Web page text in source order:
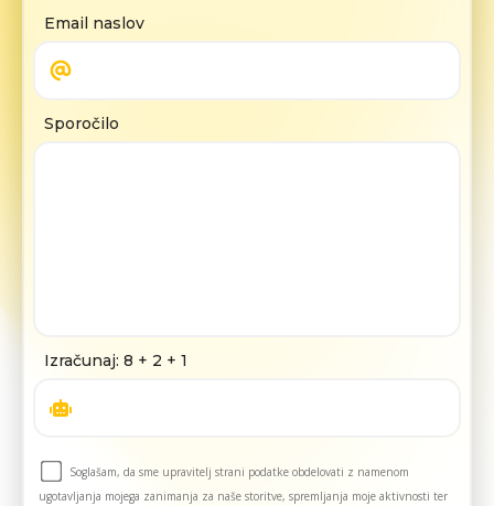
Email naslov
Sporočilo
Izračunaj: 8 + 2 + 1
Soglašam, da sme upravitelj strani podatke obdelovati z namenom
ugotavljanja mojega zanimanja za naše storitve, spremljanja moje aktivnosti ter